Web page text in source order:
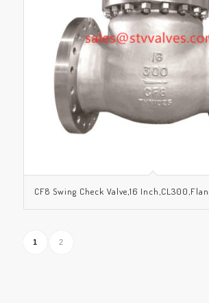
CF8 Swing Check Valve,16
1 2